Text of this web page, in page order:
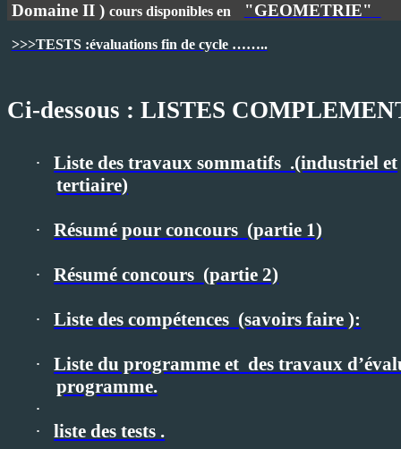
Domaine II ) cours disponibles en "GEOMETRIE"
>>>TESTS :évaluations fin de cycle ……..
Ci-dessous : LISTES
· Liste des travaux sommatifs .(industriel et
tertiaire)
· Résumé pour concours (partie 1)
· Résumé concours (partie 2)
· Liste des compétences (savoirs faire ):
· Liste du programme et des travaux
programme.
·
·
liste des tests .